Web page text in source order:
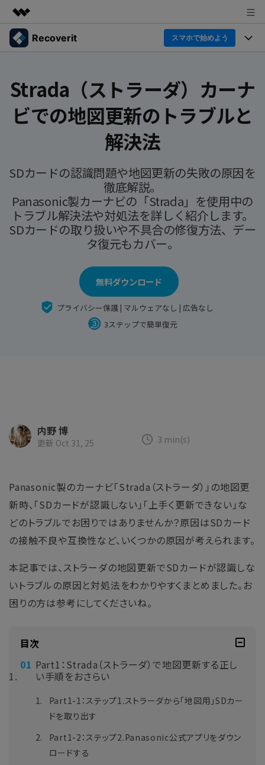
製品
概要
ソリューション
企業情報
プラン＆価格
Recoverit スマホで始めよう
Recoverit for Windows
AI
Windowsデータ復元ならRecoverit！確実な復元技術と安
Recoverit for Mac
AI
Macの大切なデータを制限なく完全復元
Recoverit 無料版
Repairit - データ修復
機能一覧
ドライブから復元
削除されたメディアを復元
独自の復元ソリューション 新着
ドキュメントを復元
データ損失のシナリオ
すべての機能を確認
データ復元事例
外付けデバイス復元
パソコン復元
その他の復元
カスタマーストーリー
Recoveritをよりよく活用
ログイン
スマホで始めよう
Strada（ストラーダ）カーナ
ビでの地図更新のトラブルと
解決法
SDカードの認識問題や地図更新の失敗の原因を
徹底解説。
Panasonic製カーナビの「Strada」を使用中の
トラブル解決法や対処法を詳しく紹介します。
SDカードの取り扱いや不具合の修復方法、デー
タ復元もカバー。
無料ダウンロード
プライバシー保護 | マルウェアなし | 広告なし
3ステップで簡単復元
内野 博
更新 Oct 31, 25 3 min(s)
Panasonic製のカーナビ「Strada（ストラーダ）」の地図更
新時、「SDカードが認識しない」「上手く更新できない」な
どのトラブルでお困りではありませんか？原因はSDカード
の接触不良や互換性など、いくつかの原因が考えられます。
本記事では、ストラーダの地図更新でSDカードが認識しな
いトラブルの原因と対処法をわかりやすくまとめました。お
困りの方は参考にしてくださいね。
目次
Part1：Strada（ストラーダ）で地図更新する正し
い手順をおさらい
Part1-1：ステップ1.ストラーダから「地図用」SDカー
ドを取り出す
Part1-2：ステップ2.Panasonic公式アプリをダウン
ロードする